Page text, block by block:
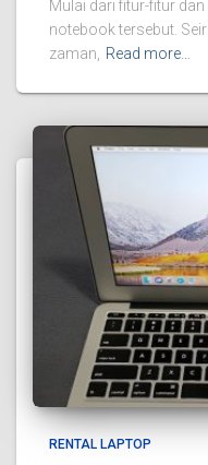
Mulai dari fitur-fitur
notebook tersebut.
zaman,
Read more…
RENTAL LAPTOP